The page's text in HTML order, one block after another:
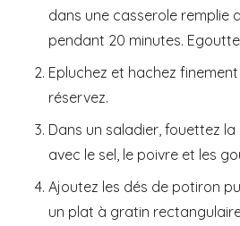
dans une casserole remplie
pendant 20 minutes.
Epluchez et hachez finement
réservez.
Dans un saladier, fouettez
avec le sel, le poivre et les
Ajoutez les dés de potiron
un plat à gratin